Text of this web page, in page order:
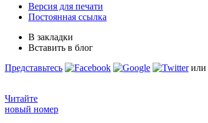
Версия для печати
Постоянная ссылка
В закладки
Вставить в блог
Представьтесь
или
Читайте
новый номер